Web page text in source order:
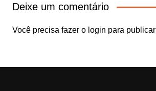
Deixe um comentário
Você precisa fazer o login para